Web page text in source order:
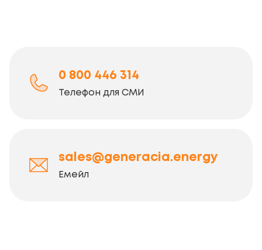
0 800 446 314
Телефон для СМИ
sales@generacia.energy
Емейл